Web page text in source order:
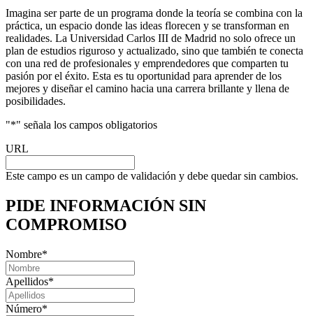
Imagina ser parte de un programa donde la teoría se combina con la
práctica, un espacio donde las ideas florecen y se transforman en
realidades. La Universidad Carlos III de Madrid no solo ofrece un
plan de estudios riguroso y actualizado, sino que también te conecta
con una red de profesionales y emprendedores que comparten tu
pasión por el éxito. Esta es tu oportunidad para aprender de los
mejores y diseñar el camino hacia una carrera brillante y llena de
posibilidades.
"*" señala los campos obligatorios
URL
Este campo es un campo de validación y debe quedar sin cambios.
PIDE INFORMACIÓN SIN
COMPROMISO
Nombre*
Apellidos*
Número*